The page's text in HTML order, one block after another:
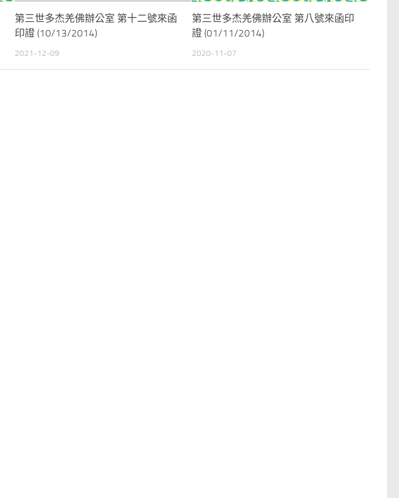
第三世多杰羌佛辦公室 第十二號來函
印證 (10/13/2014)
2021-12-09
第三世多杰羌佛辦公室 第八號來函印
證 (01/11/2014)
2020-11-07